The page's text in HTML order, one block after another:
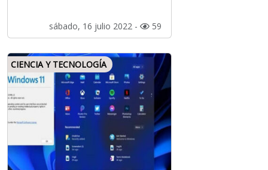
sábado, 16 julio 2022 - 59
CIENCIA Y TECNOLOGÍA